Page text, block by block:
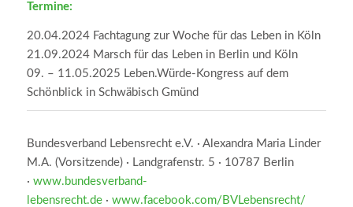
Termine:
20.04.2024 Fachtagung zur Woche für das Leben in Köln
21.09.2024 Marsch für das Leben in Berlin und Köln
09. – 11.05.2025 Leben.Würde-Kongress auf dem
Schönblick in Schwäbisch Gmünd
Bundesverband Lebensrecht e.V. · Alexandra Maria Linder
M.A. (Vorsitzende) · Landgrafenstr. 5 · 10787 Berlin
· www.bundesverband-
lebensrecht.de· www.facebook.com/BVLebensrecht/